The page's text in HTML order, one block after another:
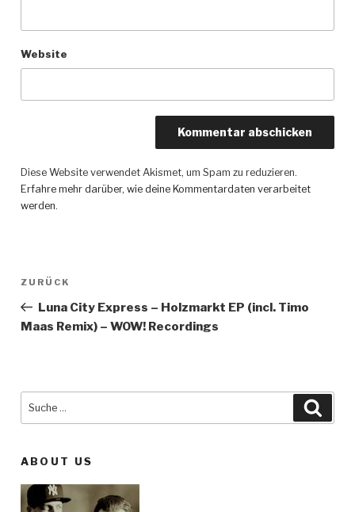
Website
Diese Website verwendet Akismet, um Spam zu reduzieren.
Erfahre mehr darüber, wie deine Kommentardaten verarbeitet
werden.
Beitragsnavigation
Vorheriger
ZURÜCK
Luna City Express – Holzmarkt EP (incl. Timo
Maas Remix) – WOW! Recordings
ABOUT US